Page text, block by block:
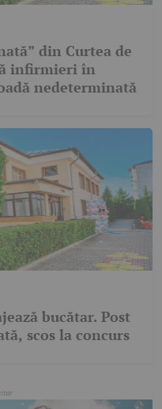
din Curtea de
infirmieri în
nedeterminată
bucătar. Post
scos la concurs